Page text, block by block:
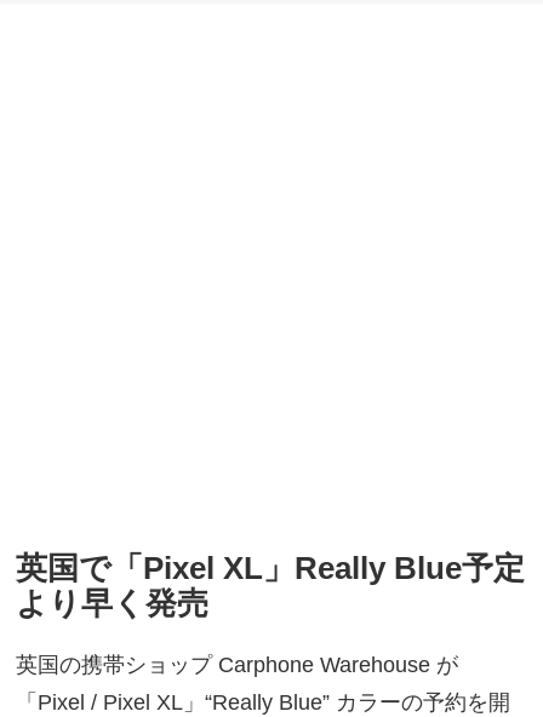
英国で「Pixel XL」Really Blue予定
より早く発売
英国の携帯ショップ Carphone Warehouse が
「Pixel / Pixel XL」“Really Blue” カラーの予約を開